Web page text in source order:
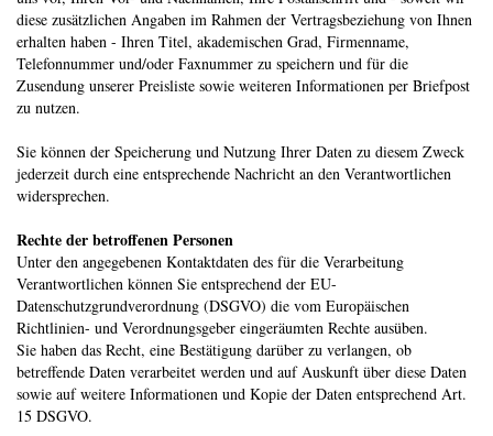
diese zusätzlichen Angaben im Rahmen der Vertragsbeziehung von Ihnen
erhalten haben - Ihren Titel, akademischen Grad, Firmenname,
Telefonnummer und/oder Faxnummer zu speichern und für die
Zusendung unserer Preisliste sowie weiteren Informationen per Briefpost
zu nutzen.
Sie können der Speicherung und Nutzung Ihrer Daten zu diesem Zweck
jederzeit durch eine entsprechende Nachricht an den Verantwortlichen
widersprechen.
Rechte der betroffenen Personen
Unter den angegebenen Kontaktdaten des für die Verarbeitung
Verantwortlichen können Sie entsprechend der EU-
Datenschutzgrundverordnung (DSGVO) die vom Europäischen
Richtlinien- und Verordnungsgeber eingeräumten Rechte ausüben.
Sie haben das Recht, eine Bestätigung darüber zu verlangen, ob
betreffende Daten verarbeitet werden und auf Auskunft über diese Daten
sowie auf weitere Informationen und Kopie der Daten entsprechend Art.
15 DSGVO.